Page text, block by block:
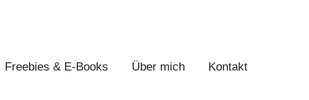
Freebies & E-Books Über mich Kontakt